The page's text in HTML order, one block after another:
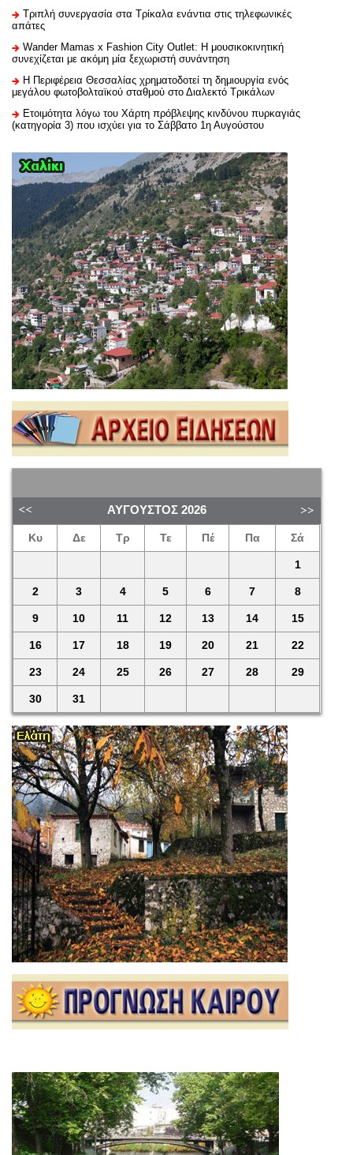
Τριπλή συνεργασία στα Τρίκαλα ενάντια στις τηλεφωνικές
απάτες
Wander Mamas x Fashion City Outlet: Η μουσικοκινητική
συνεχίζεται με ακόμη μία ξεχωριστή συνάντηση
H Περιφέρεια Θεσσαλίας χρηματοδοτεί τη δημιουργία ενός
μεγάλου φωτοβολταϊκού σταθμού στο Διαλεκτό Τρικάλων
Ετοιμότητα λόγω του Χάρτη πρόβλεψης κινδύνου πυρκαγιάς
(κατηγορία 3) που ισχύει για το Σάββατο 1η Αυγούστου
ΑΎΓΟΥΣΤΟΣ 2026
Κυ Δε Τρ Τε Πέ Πα Σά
1
2 3 4 5 6 7 8
9 10 11 12 13 14 15
16 17 18 19 20 21 22
23 24 25 26 27 28 29
30 31